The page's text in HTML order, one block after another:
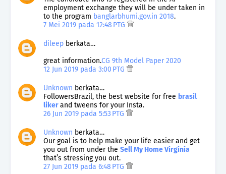
employment exchange they will be under taken in
to the program banglarbhumi.gov.in 2018.
7 Mei 2019 pada 12:48 PTG
dileep berkata…
great information.CG 9th Model Paper 2020
12 Jun 2019 pada 3:00 PTG
Unknown berkata…
FollowersBrazil, the best website for free brasil
likerand tweens for your Insta.
26 Jun 2019 pada 5:53 PTG
Unknown berkata…
Our goal is to help make your life easier and get
you out from under the Sell My Home Virginia
that’s stressing you out.
27 Jun 2019 pada 6:48 PTG